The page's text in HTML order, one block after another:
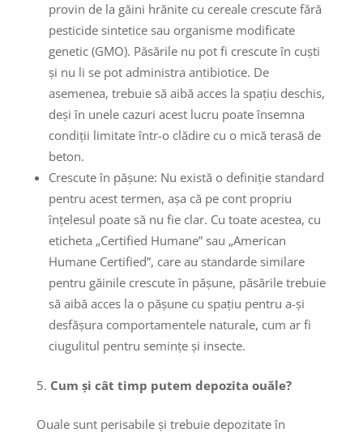
provin de la găini hrănite cu cereale crescute fără
pesticide sintetice sau organisme modificate
genetic (GMO). Păsările nu pot fi crescute în cuști
și nu li se pot administra antibiotice. De
asemenea, trebuie să aibă acces la spațiu deschis,
deși în unele cazuri acest lucru poate însemna
condiții limitate într-o clădire cu o mică terasă de
beton.
Crescute în pășune: Nu există o definiție standard
pentru acest termen, așa că pe cont propriu
înțelesul poate să nu fie clar. Cu toate acestea, cu
eticheta „Certified Humane” sau „American
Humane Certified”, care au standarde similare
pentru găinile crescute în pășune, păsările trebuie
să aibă acces la o pășune cu spațiu pentru a-și
desfășura comportamentele naturale, cum ar fi
ciugulitul pentru semințe și insecte.
Cum și cât timp putem depozita ouăle?
Ouale sunt perisabile și trebuie depozitate în